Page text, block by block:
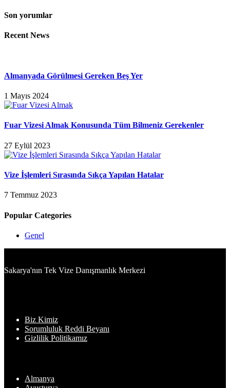
Son yorumlar
Recent News
Almanyada Görülmesi Gereken Beş Yer
1 Mayıs 2024
Fuar Vizesi Almak Konusunda Tüm Bilmeniz Gerekenler
27 Eylül 2023
Vize İşlemleri Sırasında Sıkça Yapılan Hatalar
7 Temmuz 2023
Popular Categories
Genel
Sakarya'nın Tek Vize Danışmanlık Merkezi
Biz Kimiz
Sorumluluk Reddi Beyanı
Gizlilik Politikamız
Almanya